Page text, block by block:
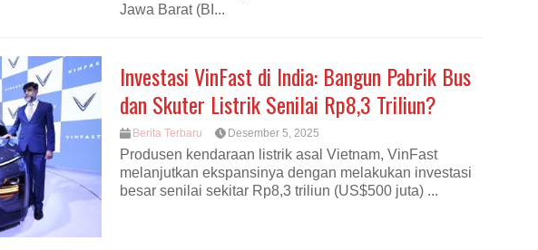
Jawa Barat (BI...
Investasi VinFast di India: Bangun Pabrik Bus
dan Skuter Listrik Senilai Rp8,3 Triliun?
Berita Terbaru Desember 5, 2025
Produsen kendaraan listrik asal Vietnam, VinFast
melanjutkan ekspansinya dengan melakukan investasi
besar senilai sekitar Rp8,3 triliun (US$500 juta) ...